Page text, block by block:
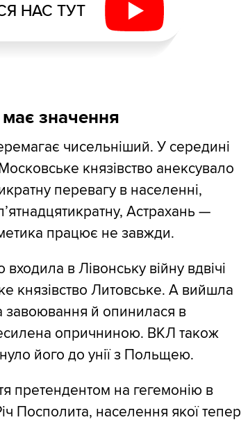
НАС ТУТ
має значення
чисельніший. У середині
князівство анексувало
перевагу в населенні,
Астрахань —
працює не завжди.
в Лівонську війну вдвічі
князівство Литовське. А вийшла
завоювання й опинилася в
опричниною. ВКЛ також
його до унії з Польщею.
претендентом на гегемонію в
Посполита, населення якої тепер